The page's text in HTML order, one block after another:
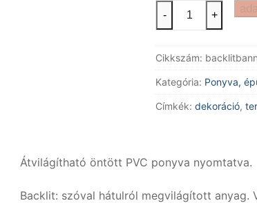
átvilágítható
ponyva
nyomtatva
mennyiség
- +
Cikkszám:
Kategória: Ponyva,
Címkék: dekoráció,
Átvilágítható öntött PVC ponyva nyomtatva.
Backlit: szóval hátulról megvilágított anyag.